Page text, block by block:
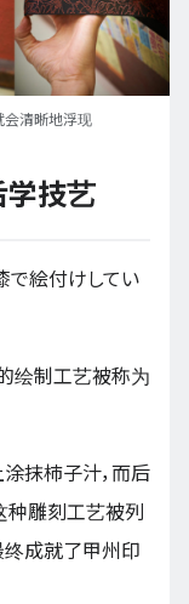
会清晰地浮现
学技艺
で絵付けしてい
绘制工艺被称为
抹柿子汁，而后
种雕刻工艺被列
终成就了甲州印